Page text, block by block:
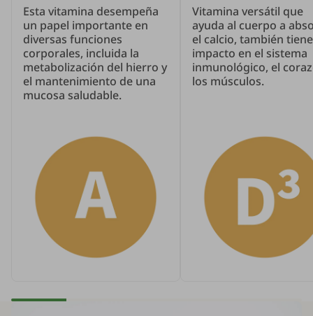
Esta vitamina desempeña
un papel importante en
diversas funciones
corporales, incluida la
metabolización del hierro y
el mantenimiento de una
mucosa saludable.
Vitamina versátil que
ayuda al cuerpo a
el calcio, también
impacto en el sistema
inmunológico, el
los músculos.